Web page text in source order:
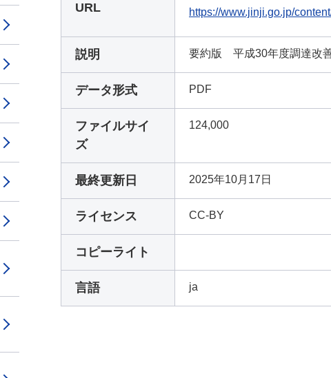
URL https://www.jinji.go.jp/
説明 要約版 平成30年度調達改
データ形式 PDF
ファイルサイ
ズ
124,000
最終更新日 2025年10月17日
ライセンス CC-BY
コピーライト
言語 ja